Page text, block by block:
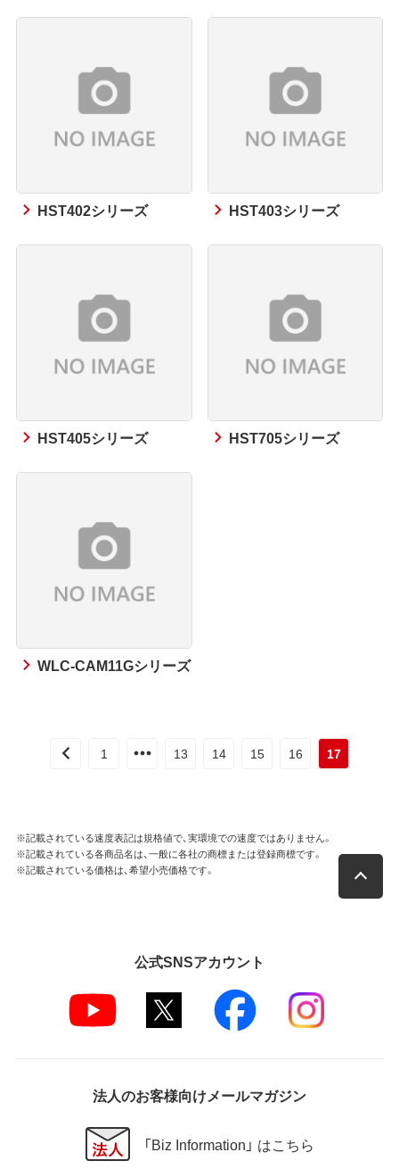
HST402シリーズ HST403シリーズ
HST405シリーズ HST705シリーズ
WLC-CAM11Gシリーズ
1 13 14 15 16 17
※記載されている速度表記は規格値で、実環境での速度ではありません。
※記載されている各商品名は、一般に各社の商標または登録商標です。
※記載されている価格は、希望小売価格です。
公式SNSアカウント
法人のお客様向けメールマガジン
「Biz Information」 はこちら